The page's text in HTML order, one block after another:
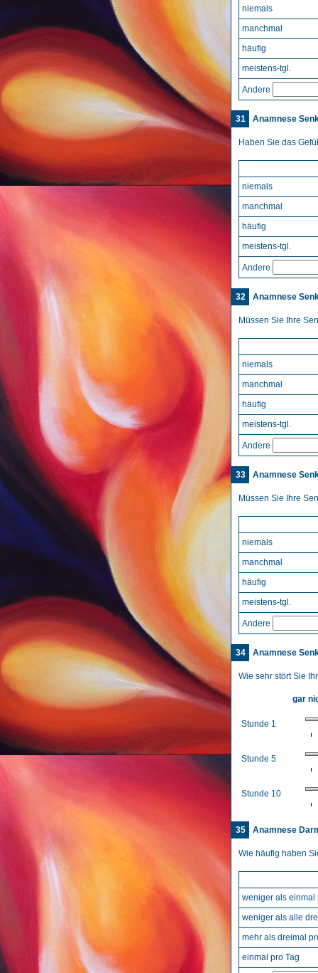
niemals
manchmal
häufig
meistens-tgl.
Andere
31 Anamnese
Haben Sie das
niemals
manchmal
häufig
meistens-tgl.
Andere
32 Anamnese
Müssen Sie Ihre
niemals
manchmal
häufig
meistens-tgl.
Andere
33 Anamnese
Müssen Sie Ihre
niemals
manchmal
häufig
meistens-tgl.
Andere
34 Anamnese
Wie sehr stört Sie
gar
Stunde 1
Stunde 5
Stunde 10
35 Anamnese
Wie häufig haben
weniger als einmal
weniger als alle
mehr als dreimal
einmal pro Tag